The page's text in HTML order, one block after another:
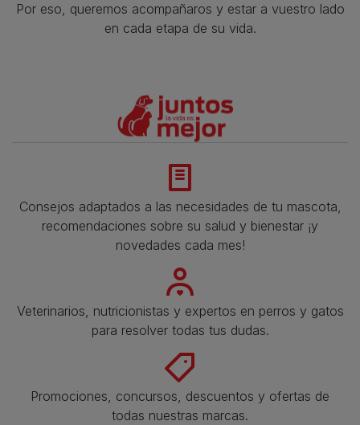
Por eso, queremos acompañaros y estar a vuestro lado
en cada etapa de su vida.​
Consejos adaptados a las necesidades de tu mascota,
recomendaciones sobre su salud y bienestar ¡y
novedades cada mes!
Veterinarios, nutricionistas y expertos en perros y gatos
para resolver todas tus dudas.​
Promociones, concursos, descuentos y ofertas de
todas nuestras marcas.​